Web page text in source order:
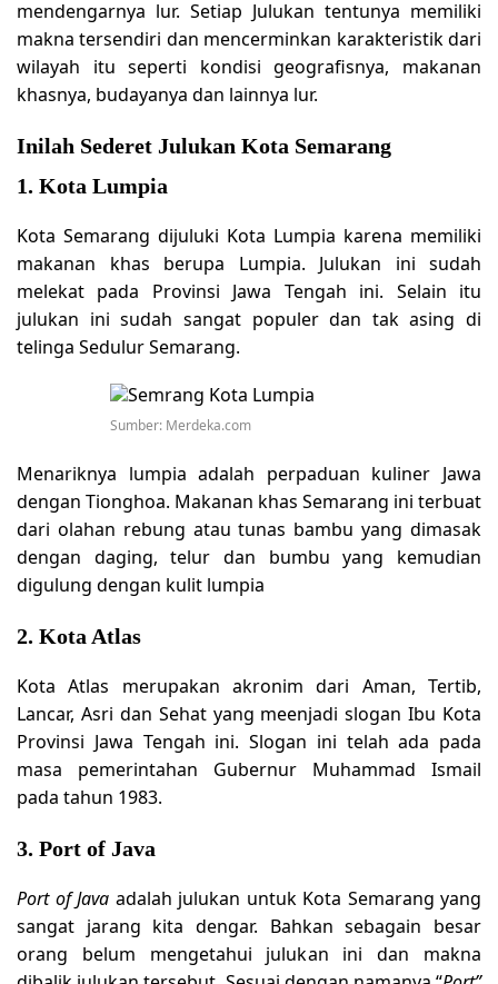
mendengarnya lur. Setiap Julukan tentunya memiliki
makna tersendiri dan mencerminkan karakteristik dari
wilayah itu seperti kondisi geografisnya, makanan
khasnya, budayanya dan lainnya lur.
Inilah Sederet Julukan Kota Semarang
1. Kota Lumpia
Kota Semarang dijuluki Kota Lumpia karena memiliki
makanan khas berupa Lumpia. Julukan ini sudah
melekat pada Provinsi Jawa Tengah ini. Selain itu
julukan ini sudah sangat populer dan tak asing di
telinga Sedulur Semarang.
Sumber: Merdeka.com
Menariknya lumpia adalah perpaduan kuliner Jawa
dengan Tionghoa. Makanan khas Semarang ini terbuat
dari olahan rebung atau tunas bambu yang dimasak
dengan daging, telur dan bumbu yang kemudian
digulung dengan kulit lumpia
2. Kota Atlas
Kota Atlas merupakan akronim dari Aman, Tertib,
Lancar, Asri dan Sehat yang meenjadi slogan Ibu Kota
Provinsi Jawa Tengah ini. Slogan ini telah ada pada
masa pemerintahan Gubernur Muhammad Ismail
pada tahun 1983.
3. Port of Java
Port of Java adalah julukan untuk Kota Semarang yang
sangat jarang kita dengar. Bahkan sebagain besar
orang belum mengetahui julukan ini dan makna